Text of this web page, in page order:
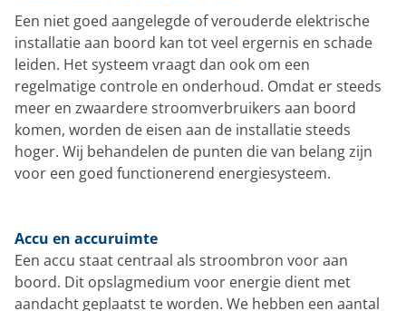
Een niet goed aangelegde of verouderde elektrische
installatie aan boord kan tot veel ergernis en schade
leiden. Het systeem vraagt dan ook om een
regelmatige controle en onderhoud. Omdat er steeds
meer en zwaardere stroomverbruikers aan boord
komen, worden de eisen aan de installatie steeds
hoger. Wij behandelen de punten die van belang zijn
voor een goed functionerend energiesysteem.
Accu en accuruimte
Een accu staat centraal als stroombron voor aan
boord. Dit opslagmedium voor energie dient met
aandacht geplaatst te worden. We hebben een aantal